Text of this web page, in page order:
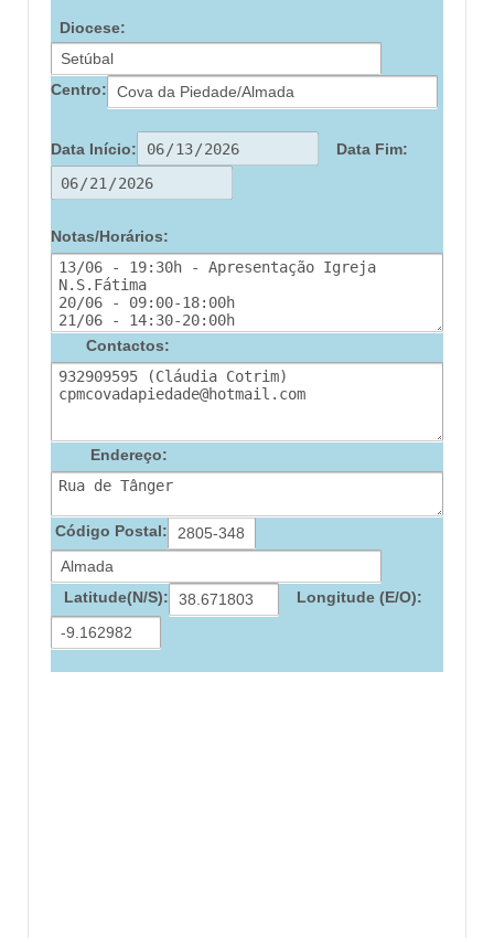
Diocese:
Centro:
Data Início: Data Fim:
Notas/Horários:
Contactos:
Endereço:
Código Postal:
Latitude(N/S): Longitude (E/O):